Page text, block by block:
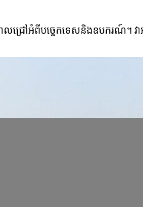
ាលជ្រៅអំពីបច្ចេកទេសនិងឧបករណ៍